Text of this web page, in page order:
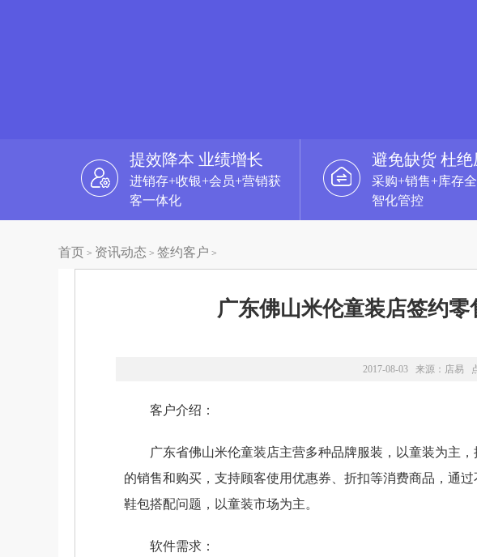
提效降本 业绩增长
进销存+收银+会员+营销获
客一体化
避免缺货 杜绝
采购+销售+库存
智化管控
首页 > 资讯动态 > 签约客户 >
广东佛山米伦童装店签约
2017-08-03 来源： 店易
客户介绍：
广东省佛山米伦童装店主营多种品牌服装，以童装为主，
的销售和购买，支持顾客使用优惠券、折扣等消费商品，通
鞋包搭配问题，以童装市场为主。
软件需求：